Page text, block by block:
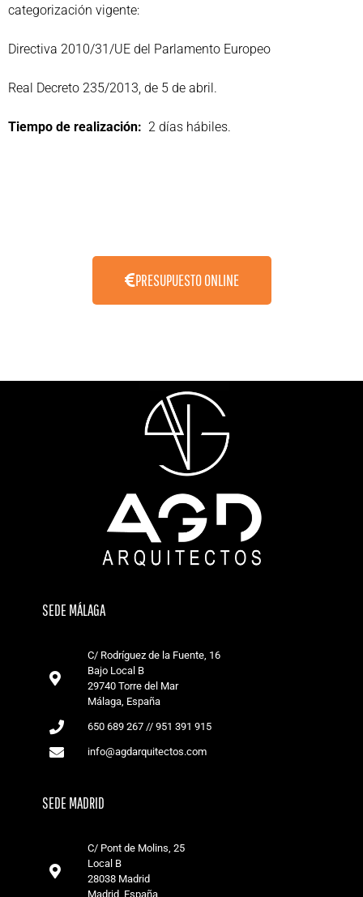
categorización vigente:
Directiva 2010/31/UE del Parlamento Europeo
Real Decreto 235/2013, de 5 de abril.
Tiempo de realización: 2 días hábiles.
PRESUPUESTO ONLINE
SEDE MÁLAGA
C/ Rodríguez de la Fuente, 16
Bajo Local B
29740 Torre del Mar
Málaga, España
650 689 267 // 951 391 915
info@agdarquitectos.com
SEDE MADRID
C/ Pont de Molins, 25
Local B
28038 Madrid
Madrid, España